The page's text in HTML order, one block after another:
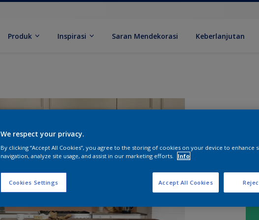
Produk Inspirasi Saran Mendekorasi Keberlanjutan
We respect your privacy.
By clicking “Accept All Cookies”, you agree to the storing of cookies on your device to enhance
navigation, analyze site usage, and assist in our marketing efforts.
Info
Cookies Settings Accept All Cookies